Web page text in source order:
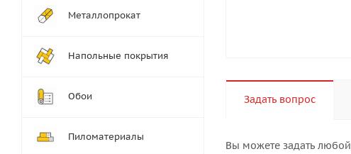
Задать вопрос
Вы можете задать любой
Металлопрокат
Напольные покрытия
Обои
Пиломатериалы